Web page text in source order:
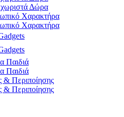
Δώρα
Χαρακτήρα
Χαρακτήρα
Παιδιά
Παιδιά
Περιποίησης
Περιποίησης